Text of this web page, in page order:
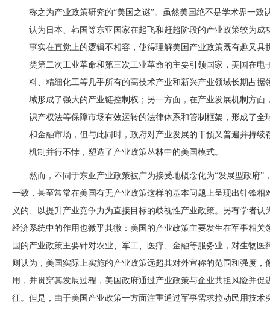
称之为产业政策研究的“美国之谜”。虽然美国绝不是学术界一
认为日本、韩国等东亚国家在起飞和赶超阶段的产业政策较为
事实在直觉上的逻辑不相容，使得理解美国产业政策既有趣又
类第二次工业革命和第三次工业革命的主要引领国家，美国在
料、精细化工等几乎所有的高技术产业和新兴产业领域长期占
域形成了强大的产业链控制权；另一方面，在产业发展机制方
识产权法等保障市场有效运转的法律体系和管制框架，形成了
和金融市场，但与此同时，政府对产业发展的干预又普遍并持
机制并行不悖，塑造了产业政策丛林中的美国模式。
然而，不同于东亚产业政策被广为接受地概念化为“发展型政府”
一致，甚至常常在美国有无产业政策这样的基本问题上呈现出针锋
义的、以提升产业竞争力为直接目标的歧视性产业政策。另有学者
经济系统中的作用也微乎其微：美国的产业政策主要发生在军事相
国的产业政策主要针对农业、军工、医疗、金融等服务业，对生物
则认为，美国实际上实施的产业政策远超其对外宣称的范围和强度
用，并贯穿其发展过程，美国政府通过产业政策与企业共担风险并促
征。但是，由于美国产业政策一方面注重通过军事需求拉动民用技